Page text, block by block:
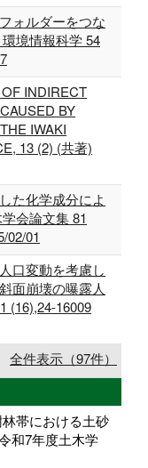
ォルダーをつな
境情報科学 54
INDIRECT
BY
IWAKI
13 (2) (共著)
た化学成分によ
会論文集 81
02/01
口変動を考慮し
面崩壊の曝露人
(16),24-16009
全件表示（97件）
帯における土砂
和7年度土木学